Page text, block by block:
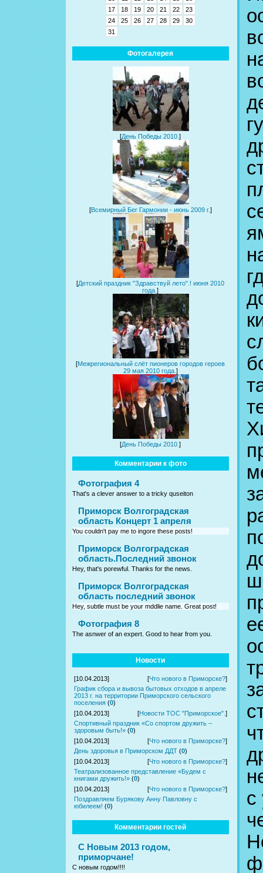
17
18 19 20 21 22
23
24
25 26 27 28 29
30
31
Фотогалерея
[День Победы 2010.]
[Всемирный Бег Гармонии - июнь 2009 г.]
[Детский праздник "Здравствуй лето".! июня 2010
года.]
[Межрегиональный слёт пионеров городов героев
29 мая 2010 года. ]
[День Победы 2010.]
Комментарии к фото
Фотография 4
That's a clever answer to a tricky quseiton
Приморск Волгоградская
область Концерт 1 апреля
You couldn't pay me to ingore these posts!
Приморск Волгоградская
область.Последний звонок
Hey, that's porewful. Thanks for the news.
Приморск Волгоградская
область последний звонок
Hey, subtle must be your mddlie name. Great post!
Фотография 8
The asnwer of an expert. Good to hear from you.
Новости
[10.04.2013] [Что нового в Приморске?]
График сбора и вывоза бытовых отходов в апреле
2013 г. на территории Приморского сельского
поселения (0)
[10.04.2013]
[Новости ТОС "Приморское". ]
Спортивный праздник «Со спортом дружить –
здоровым быть!» (0)
[10.04.2013]
[Что нового в Приморске?]
День здоровья в Приморском ДДТ (0)
[10.04.2013]
[Что нового в Приморске?]
Театрализованное представление «Будем с
книгами дружить!» (0)
[10.04.2013]
[Что нового в Приморске?]
Поздравляем Бурякову Анну Павловну с
юбилеем! (0)
Комментарии гостей
С Новым 2013 годом,
приморчане!
С новым годом!!!!
с